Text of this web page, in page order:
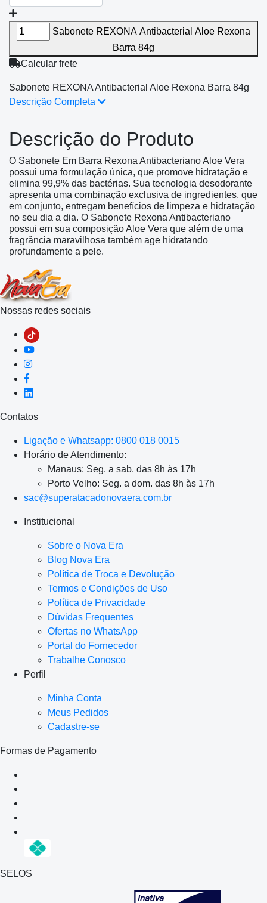
Sabonete REXONA Antibacterial Aloe Rexona
Barra 84g
Calcular frete
Sabonete REXONA Antibacterial Aloe Rexona Barra 84g
Descrição Completa
Descrição do Produto
O Sabonete Em Barra Rexona Antibacteriano Aloe Vera
possui uma formulação única, que promove hidratação e
elimina 99,9% das bactérias. Sua tecnologia desodorante
apresenta uma combinação exclusiva de ingredientes, que
em conjunto, entregam benefícios de limpeza e hidratação
no seu dia a dia. O Sabonete Rexona Antibacteriano
possui em sua composição Aloe Vera que além de uma
fragrância maravilhosa também age hidratando
profundamente a pele.
Nossas redes sociais
Contatos
Ligação e Whatsapp: 0800 018 0015
Horário de Atendimento:
Manaus: Seg. a sab. das 8h às 17h
Porto Velho: Seg. a dom. das 8h às 17h
sac@superatacadonovaera.com.br
Institucional
Sobre o Nova Era
Blog Nova Era
Política de Troca e Devolução
Termos e Condições de Uso
Política de Privacidade
Dúvidas Frequentes
Ofertas no WhatsApp
Portal do Fornecedor
Trabalhe Conosco
Perfil
Minha Conta
Meus Pedidos
Cadastre-se
Formas de Pagamento
SELOS